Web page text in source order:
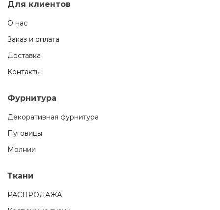
Для клиентов
О нас
Заказ и оплата
Доставка
Контакты
Фурнитура
Декоративная фурнитура
Пуговицы
Молнии
Ткани
РАСПРОДАЖА